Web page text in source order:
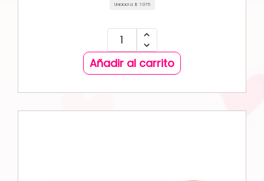
Unidad a: $ 7.075
Añadir al carrito